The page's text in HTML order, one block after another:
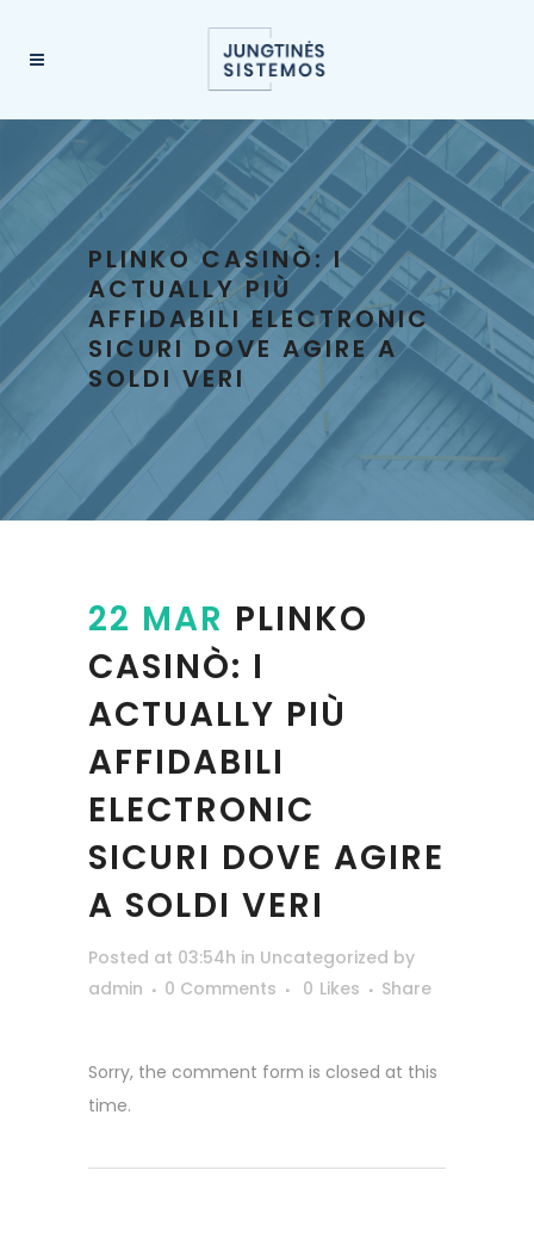
PLINKO CASINÒ: I
ACTUALLY PIÙ
AFFIDABILI ELECTRONIC
SICURI DOVE AGIRE A
SOLDI VERI
22 MAR PLINKO
CASINÒ: I
ACTUALLY PIÙ
AFFIDABILI
ELECTRONIC
SICURI DOVE AGIRE
A SOLDI VERI
Posted at 03:54h in Uncategorized by
admin
0 Comments 0 Likes Share
Sorry, the comment form is closed at this
time.